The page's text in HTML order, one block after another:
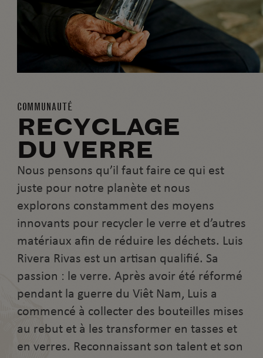
COMMUNAUTÉ
RECYCLAGE
DU VERRE
Nous pensons qu’il faut faire ce qui est
juste pour notre planète et nous
explorons constamment des moyens
innovants pour recycler le verre et d’autres
matériaux afin de réduire les déchets. Luis
Rivera Rivas est un artisan qualifié. Sa
passion : le verre. Après avoir été réformé
pendant la guerre du Viêt Nam, Luis a
commencé à collecter des bouteilles mises
au rebut et à les transformer en tasses et
en verres. Reconnaissant son talent et son